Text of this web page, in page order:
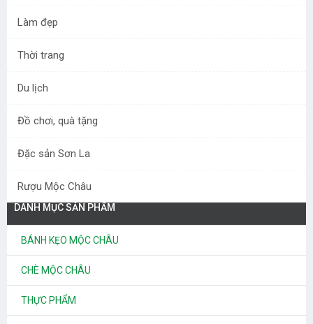
Làm đẹp
Thời trang
Du lịch
Đồ chơi, quà tặng
Đặc sản Sơn La
Rượu Mộc Châu
DANH MỤC SẢN PHẨM
BÁNH KẸO MỘC CHÂU
CHÈ MỘC CHÂU
THỰC PHẨM